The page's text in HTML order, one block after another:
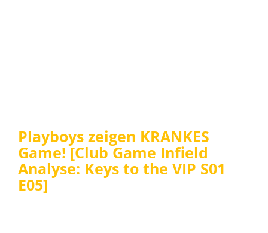
Playboys zeigen KRANKES
Game! [Club Game Infield
Analyse: Keys to the VIP S01
E05]